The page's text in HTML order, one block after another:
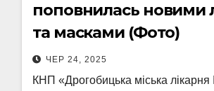
поповнилась новими
та масками (Фото)
ЧЕР 24, 2025
КНП «Дрогобицька міська